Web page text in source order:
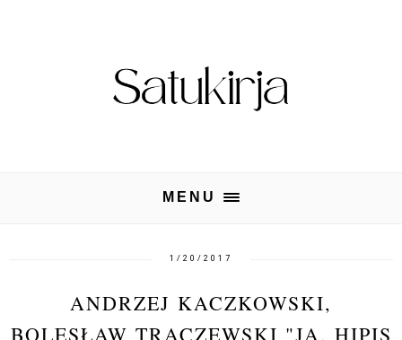
MENU
1/20/2017
ANDRZEJ KACZKOWSKI,
BOLESŁAW TRACZEWSKI "JA, HIPIS